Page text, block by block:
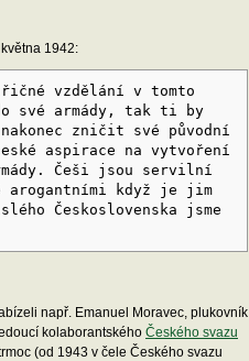
1942:
vzdělání v tomto
své armády, tak ti by
zničit své původní
aspirace na vytvoření
Češi jsou servilní
arogantními když je jim
Československa jsme
např. Emanuel Moravec, plukovník
kolaborantského Českého svazu
(od 1943 v čele Českého svazu